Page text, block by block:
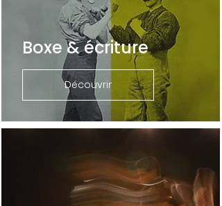
Boxe & écriture
Découvrir